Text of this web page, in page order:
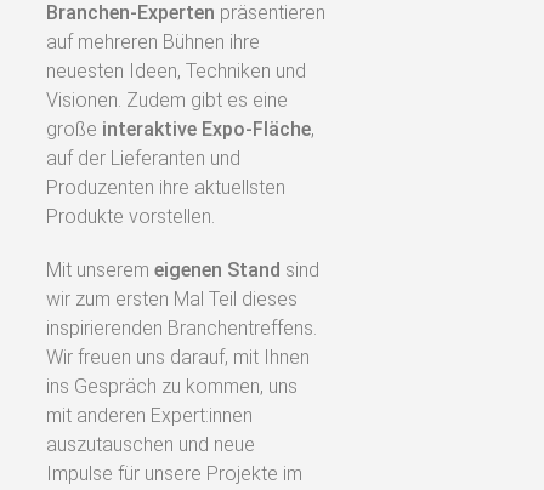
Branchen‑Experten präsentieren
auf mehreren Bühnen ihre
neuesten Ideen, Techniken und
Visionen. Zudem gibt es eine
große interaktive Expo‑Fläche,
auf der Lieferanten und
Produzenten ihre aktuellsten
Produkte vorstellen.
Mit unserem eigenen Stand sind
wir zum ersten Mal Teil dieses
inspirierenden Branchentreffens.
Wir freuen uns darauf, mit Ihnen
ins Gespräch zu kommen, uns
mit anderen Expert:innen
auszutauschen und neue
Impulse für unsere Projekte im